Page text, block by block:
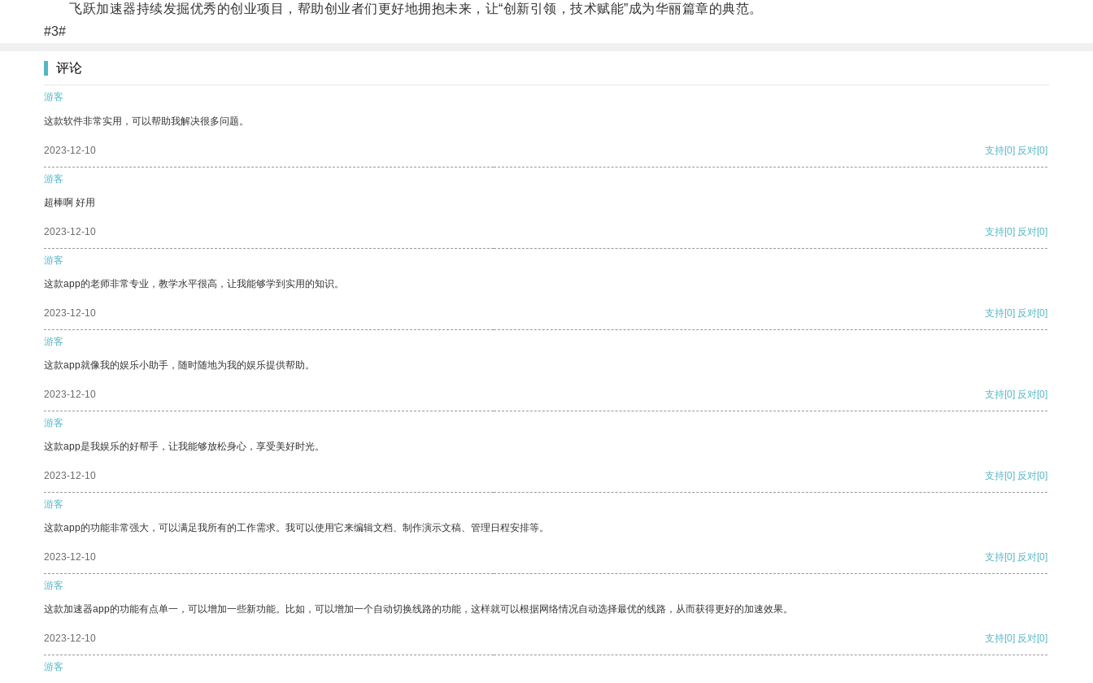
飞跃加速器持续发掘优秀的创业项目，帮助创业者们更好地拥抱未来，让“创新引领，技术赋能”成为华丽篇章的典范。
#3#
评论
游客
这款软件非常实用，可以帮助我解决很多问题。
2023-12-10 支持[0] 反对[0]
游客
超棒啊 好用
2023-12-10 支持[0] 反对[0]
游客
这款app的老师非常专业，教学水平很高，让我能够学到实用的知识。
2023-12-10 支持[0] 反对[0]
游客
这款app就像我的娱乐小助手，随时随地为我的娱乐提供帮助。
2023-12-10 支持[0] 反对[0]
游客
这款app是我娱乐的好帮手，让我能够放松身心，享受美好时光。
2023-12-10 支持[0] 反对[0]
游客
这款app的功能非常强大，可以满足我所有的工作需求。我可以使用它来编辑文档、制作演示文稿、管理日程安排等。
2023-12-10 支持[0] 反对[0]
游客
这款加速器app的功能有点单一，可以增加一些新功能。比如，可以增加一个自动切换线路的功能，这样就可以根据网络情况自动选择最优的线路，从而获得更好的加速效果。
2023-12-10 支持[0] 反对[0]
游客